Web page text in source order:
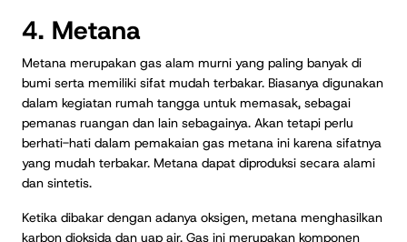
4. Metana
Metana merupakan gas alam murni yang paling banyak di
bumi serta memiliki sifat mudah terbakar. Biasanya digunakan
dalam kegiatan rumah tangga untuk memasak, sebagai
pemanas ruangan dan lain sebagainya. Akan tetapi perlu
berhati-hati dalam pemakaian gas metana ini karena sifatnya
yang mudah terbakar. Metana dapat diproduksi secara alami
dan sintetis.
Ketika dibakar dengan adanya oksigen, metana menghasilkan
karbon dioksida dan uap air. Gas ini merupakan komponen